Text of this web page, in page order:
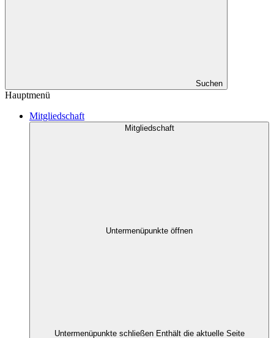
Suchen
Hauptmenü
Mitgliedschaft
Mitgliedschaft
Untermenüpunkte öffnen
Untermenüpunkte schließen Enthält die aktuelle Seite